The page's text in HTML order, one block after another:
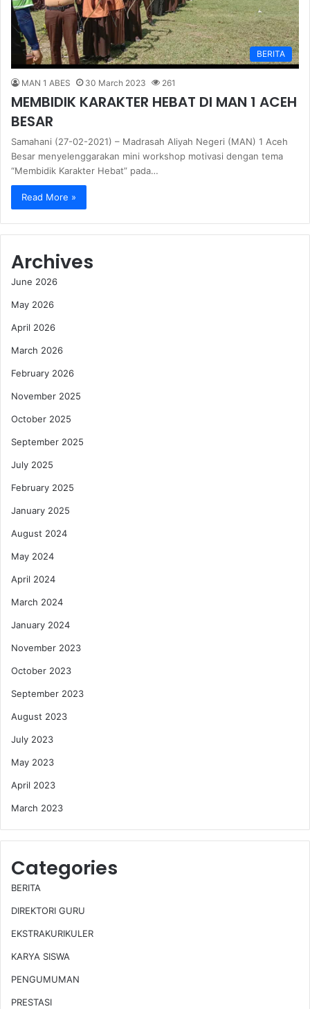
BERITA
MAN 1 ABES 30 March 2023 261
MEMBIDIK KARAKTER HEBAT DI MAN 1 ACEH
BESAR
Samahani (27-02-2021) – Madrasah Aliyah Negeri (MAN) 1 Aceh
Besar menyelenggarakan mini workshop motivasi dengan tema
“Membidik Karakter Hebat” pada…
Read More »
Archives
June 2026
May 2026
April 2026
March 2026
February 2026
November 2025
October 2025
September 2025
July 2025
February 2025
January 2025
August 2024
May 2024
April 2024
March 2024
January 2024
November 2023
October 2023
September 2023
August 2023
July 2023
May 2023
April 2023
March 2023
Categories
BERITA
DIREKTORI GURU
EKSTRAKURIKULER
KARYA SISWA
PENGUMUMAN
PRESTASI